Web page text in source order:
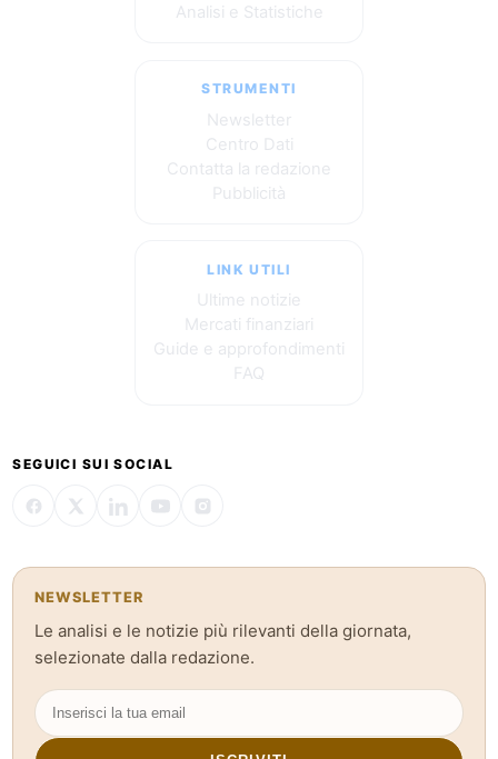
Analisi e Statistiche
STRUMENTI
Newsletter
Centro Dati
Contatta la redazione
Pubblicità
LINK UTILI
Ultime notizie
Mercati finanziari
Guide e approfondimenti
FAQ
SEGUICI SUI SOCIAL
NEWSLETTER
Le analisi e le notizie più rilevanti della giornata,
selezionate dalla redazione.